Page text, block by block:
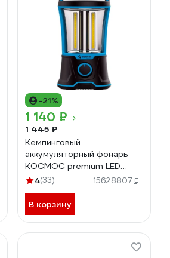
-21%
1 140 ₽
1 445 ₽
Кемпинговый
аккумуляторный фонарь
КОСМОС premium LED
12х0.5Вт 4В 2А.ч 300131
4(33) 15628807
В корзину